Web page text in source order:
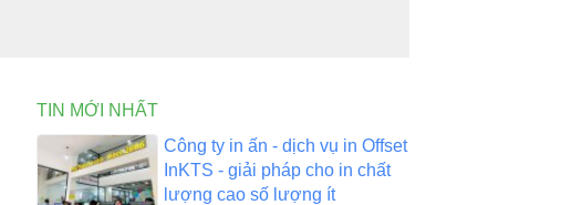
TIN MỚI NHẤT
Công ty in ấn - dịch vụ in Offset
InKTS - giải pháp cho in chất
lượng cao số lượng ít